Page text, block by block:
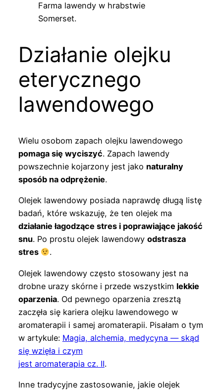
Farma lawendy w hrabstwie
Somerset.
Działanie olejku
eterycznego
lawendowego
Wielu osobom zapach olejku lawendowego
pomaga się wyciszyć. Zapach lawendy
powszechnie kojarzony jest jako naturalny
sposób na odprężenie.
Olejek lawendowy posiada naprawdę długą listę
badań, które wskazuję, że ten olejek ma
działanie łagodzące stres i poprawiające jakość
snu. Po prostu olejek lawendowy odstrasza
stres
.
Olejek lawendowy często stosowany jest na
drobne urazy skórne i przede wszystkim lekkie
oparzenia. Od pewnego oparzenia zresztą
zaczęła się kariera olejku lawendowego w
aromaterapii i samej aromaterapii. Pisałam o tym
w artykule: Magia, alchemia, medycyna — skąd
się wzięła i czym
jest aromaterapia cz. II.
Inne tradycyjne zastosowanie, jakie olejek